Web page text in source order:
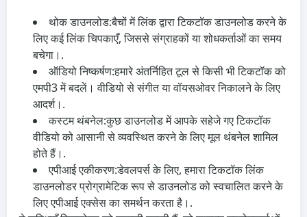
थोक डाउनलोड:बैचों में लिंक द्वारा टिकटॉक डाउनलोड करने के
लिए कई लिंक चिपकाएँ, जिससे संग्राहकों या शोधकर्ताओं का समय
बचेगा।.
ऑडियो निष्कर्षण:हमारे अंतर्निहित टूल से किसी भी टिकटॉक को
एमपी3 में बदलें। वीडियो से संगीत या वॉयसओवर निकालने के लिए
आदर्श।.
कस्टम थंबनेल:कुछ डाउनलोड में आपके सहेजे गए टिकटॉक
वीडियो को आसानी से व्यवस्थित करने के लिए मूल थंबनेल शामिल
होते हैं।.
एपीआई एकीकरण:डेवलपर्स के लिए, हमारा टिकटॉक लिंक
डाउनलोडर प्रोग्रामेटिक रूप से डाउनलोड को स्वचालित करने के
लिए एपीआई एक्सेस का समर्थन करता है।.